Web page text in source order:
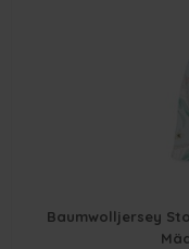
Baumwolljersey